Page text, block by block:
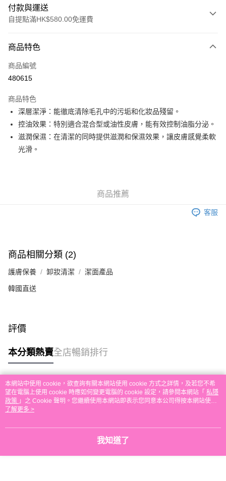
付款與運送
自提點滿HK$580.00免運費
信用卡
Apple Pay
AlipayHK
PayMe
WeChat Pay
銀行匯款 請將存款存到以下銀行帳戶，並於存款單據寫上訂單編號後電郵至
eshop@colourmix-cosmetics.com** **我們不會處理沒有提供存款單據的訂
單。 如果訂購後七個工作天內我們未能收到有關存款，有關訂單將被取消。
付款後順豐站及營業點取貨
本地配送
免運費
其他地區配送
商品特色
商品編號
480615
商品特色
深層潔淨：能徹底清除毛孔中的污垢和化妝品殘留。
控油效果：特別適合混合型或油性皮膚，能有效控制油脂分泌。
滋潤保濕：在清潔的同時提供滋潤和保濕效果，讓皮膚感覺柔軟
光滑。
商品推薦
客服
商品相關分類 (2)
護膚保養 卸妝清潔 潔面產品
韓國直送
評價
本分類熱賣全店暢銷排行
熱門標籤
熱銷排行
本網站中使用 cookie，欲查詢有關本網站使用 cookie 方式之詳情，及若您不希
望在電腦上使用 cookie 時應如何變更電腦的 cookie 設定，請參閱本網站「 私隱
政策 」之 Cookie 聲明。您繼續使用本網站即表示您同意本公司得按本網站使用
條款之 Cookie 聲明使用 cookie。
了解更多 >
我知道了